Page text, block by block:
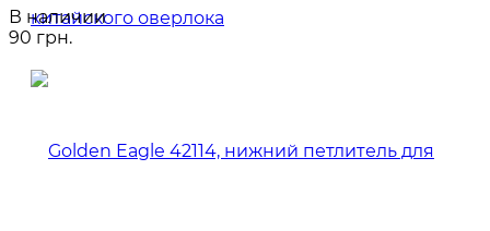
В наличии
90 грн.